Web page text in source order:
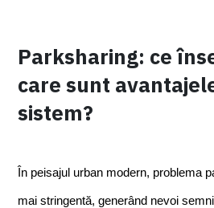
Parksharing: ce
care sunt
sistem?
În peisajul urban modern, problema
mai stringentă, generând nevoi